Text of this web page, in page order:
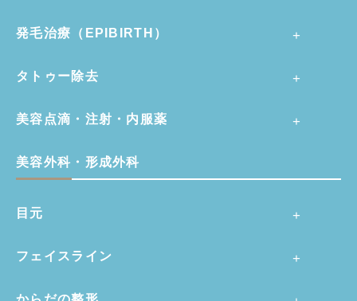
発毛治療（EPIBIRTH）
タトゥー除去
美容点滴・注射・内服薬
美容外科・形成外科
目元
フェイスライン